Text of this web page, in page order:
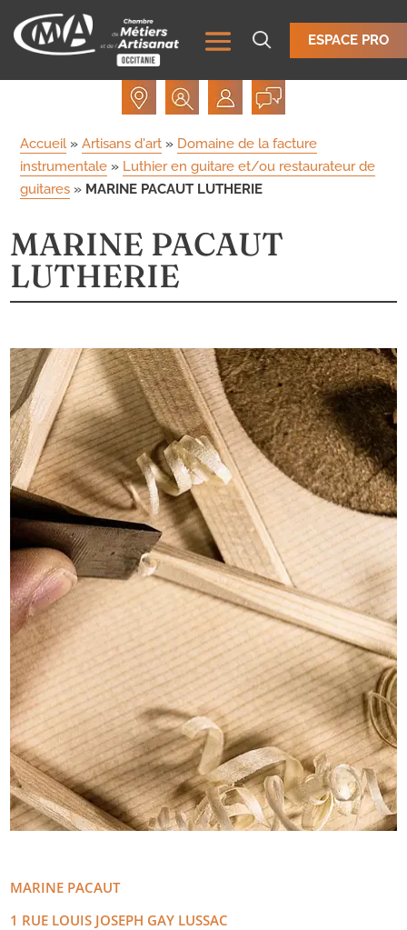
ESPACE PRO
Accueil »Artisans d'art » Domaine de la facture
instrumentale » Luthier en guitare et/ou restaurateur de
guitares » MARINE PACAUT LUTHERIE
MARINE PACAUT
LUTHERIE
MARINE PACAUT
1 RUE LOUIS JOSEPH GAY LUSSAC